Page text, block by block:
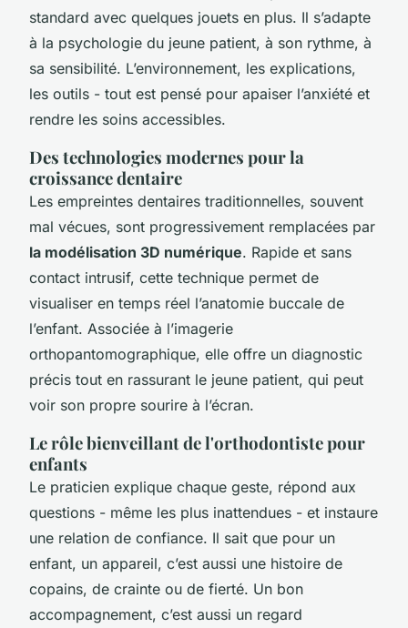
standard avec quelques jouets en plus. Il s’adapte
à la psychologie du jeune patient, à son rythme, à
sa sensibilité. L’environnement, les explications,
les outils - tout est pensé pour apaiser l’anxiété et
rendre les soins accessibles.
Des technologies modernes pour la
croissance dentaire
Les empreintes dentaires traditionnelles, souvent
mal vécues, sont progressivement remplacées par
la modélisation 3D numérique. Rapide et sans
contact intrusif, cette technique permet de
visualiser en temps réel l’anatomie buccale de
l’enfant. Associée à l’imagerie
orthopantomographique, elle offre un diagnostic
précis tout en rassurant le jeune patient, qui peut
voir son propre sourire à l’écran.
Le rôle bienveillant de l'orthodontiste pour
enfants
Le praticien explique chaque geste, répond aux
questions - même les plus inattendues - et instaure
une relation de confiance. Il sait que pour un
enfant, un appareil, c’est aussi une histoire de
copains, de crainte ou de fierté. Un bon
accompagnement, c’est aussi un regard